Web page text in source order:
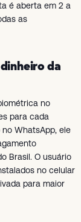
é aberta em 2 a
as
da
no
para cada
WhatsApp, ele
Brasil. O usuário
no celular
para maior